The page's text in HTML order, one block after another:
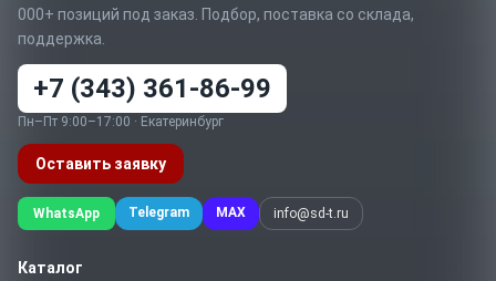
000+ позиций под заказ. Подбор, поставка со склада,
поддержка.
+7 (343) 361-86-99
Пн–Пт 9:00–17:00 · Екатеринбург
Оставить заявку
WhatsApp Telegram MAX info@sd-t.ru
Каталог